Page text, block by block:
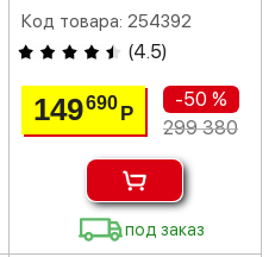
Код товара: 254392
(4.5)
149690 Р
-50 %
299 380
под заказ